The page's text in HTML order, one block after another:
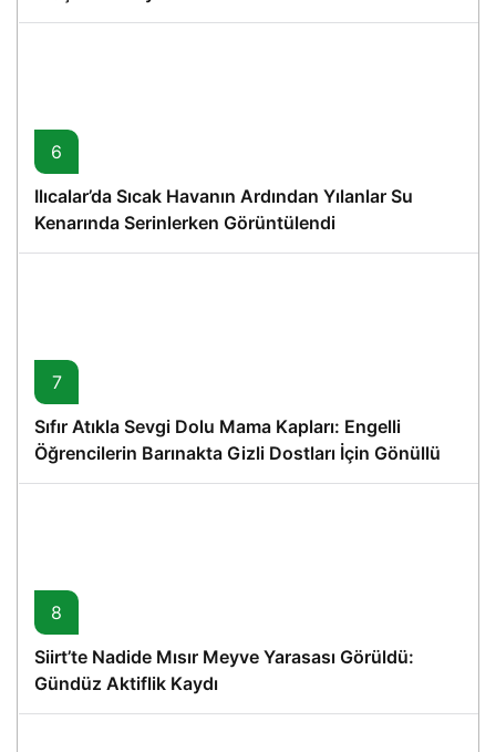
6
Ilıcalar’da Sıcak Havanın Ardından Yılanlar Su
Kenarında Serinlerken Görüntülendi
7
Sıfır Atıkla Sevgi Dolu Mama Kapları: Engelli
Öğrencilerin Barınakta Gizli Dostları İçin Gönüllü
Proje
8
Siirt’te Nadide Mısır Meyve Yarasası Görüldü:
Gündüz Aktiflik Kaydı